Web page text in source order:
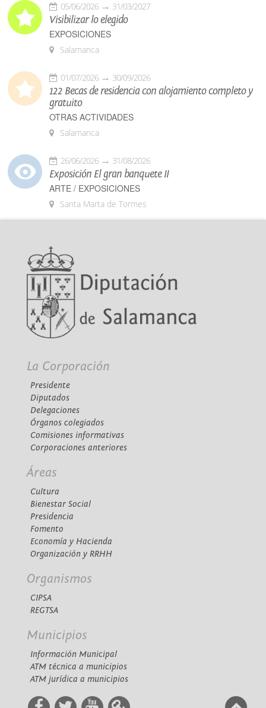
05/06/2026 31/03/2027
Visibilizar lo elegido
EXPOSICIONES
Salamanca
01/07/2026 30/09/2026
122 Becas de residencia con alojamiento completo y
gratuito
OTRAS ACTIVIDADES
Salamanca
26/06/2026 31/08/2026
Exposición El gran banquete II
ARTE / EXPOSICIONES
Santa Marta de Tormes
La Corporación
Presidente
Diputados
Delegaciones
Órganos colegiados
Comisiones informativas
Corporaciones anteriores
Áreas
Cultura
Bienestar Social
Presidencia
Fomento
Economía y Hacienda
Organización y RRHH
Organismos
CIPSA
REGTSA
Municipios
Información Municipal
ATM técnica a municipios
ATM jurídica a municipios